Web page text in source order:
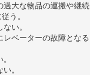
大な物品の運搬や継
う。
い。
ベーターの故障となる
。